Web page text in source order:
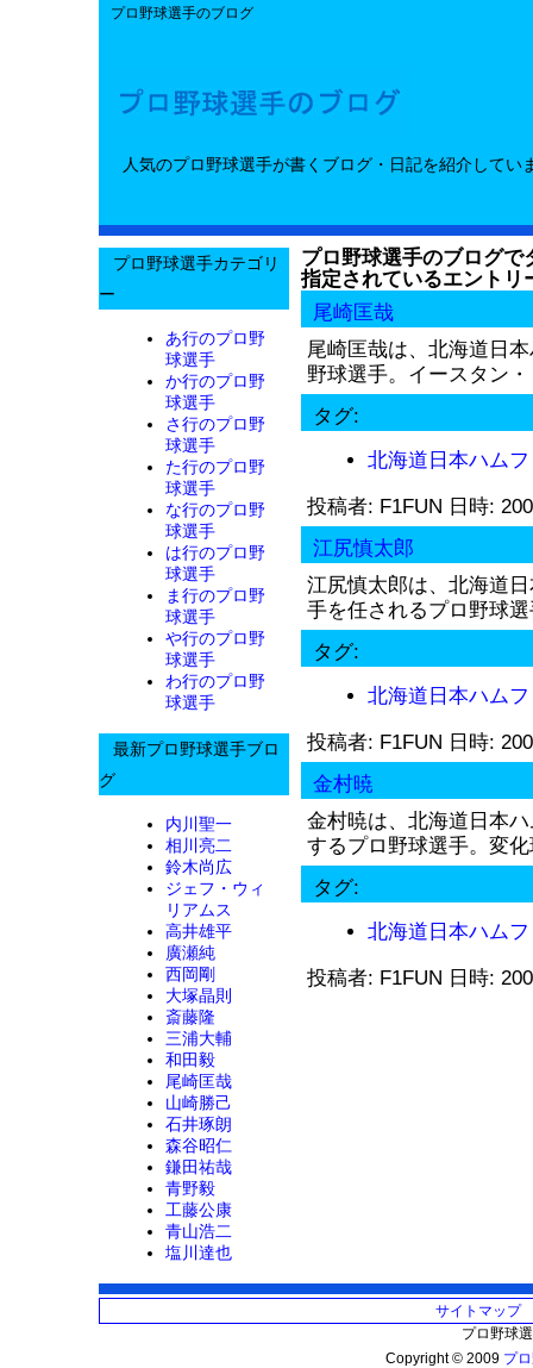
プロ野球選手のブログ
人気のプロ野球選手が書くブログ・日記を紹介してい
プロ野球選手カテゴリ
ー
あ行のプロ野
球選手
か行のプロ野
球選手
さ行のプロ野
球選手
た行のプロ野
球選手
な行のプロ野
球選手
は行のプロ野
球選手
ま行のプロ野
球選手
や行のプロ野
球選手
わ行のプロ野
球選手
最新プロ野球選手ブロ
グ
内川聖一
相川亮二
鈴木尚広
ジェフ・ウィ
リアムス
高井雄平
廣瀬純
西岡剛
大塚晶則
斎藤隆
三浦大輔
和田毅
尾崎匡哉
山崎勝己
石井琢朗
森谷昭仁
鎌田祐哉
青野毅
工藤公康
青山浩二
塩川達也
プロ野球選手のブログ
指定されているエントリ
尾崎匡哉
尾崎匡哉は、北海道日
野球選手。イースタン
タグ:
北海道日本ハム
投稿者: F1FUN 日時:
江尻慎太郎
江尻慎太郎は、北海道
手を任されるプロ野球
タグ:
北海道日本ハム
投稿者: F1FUN 日時:
金村暁
金村暁は、北海道日本
するプロ野球選手。変
タグ:
北海道日本ハム
投稿者: F1FUN 日時:
サイトマップ
プロ野球
Copyright © 2009 プ